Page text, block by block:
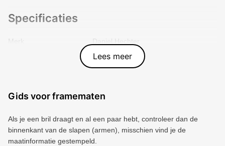
Specificaties
Merk
Daniel Hechter
Bruin
Plastic
Lees meer
Gids voor framematen
Als je een bril draagt ​​en al een paar hebt, controleer dan de
binnenkant van de slapen (armen), misschien vind je de
maatinformatie gestempeld.